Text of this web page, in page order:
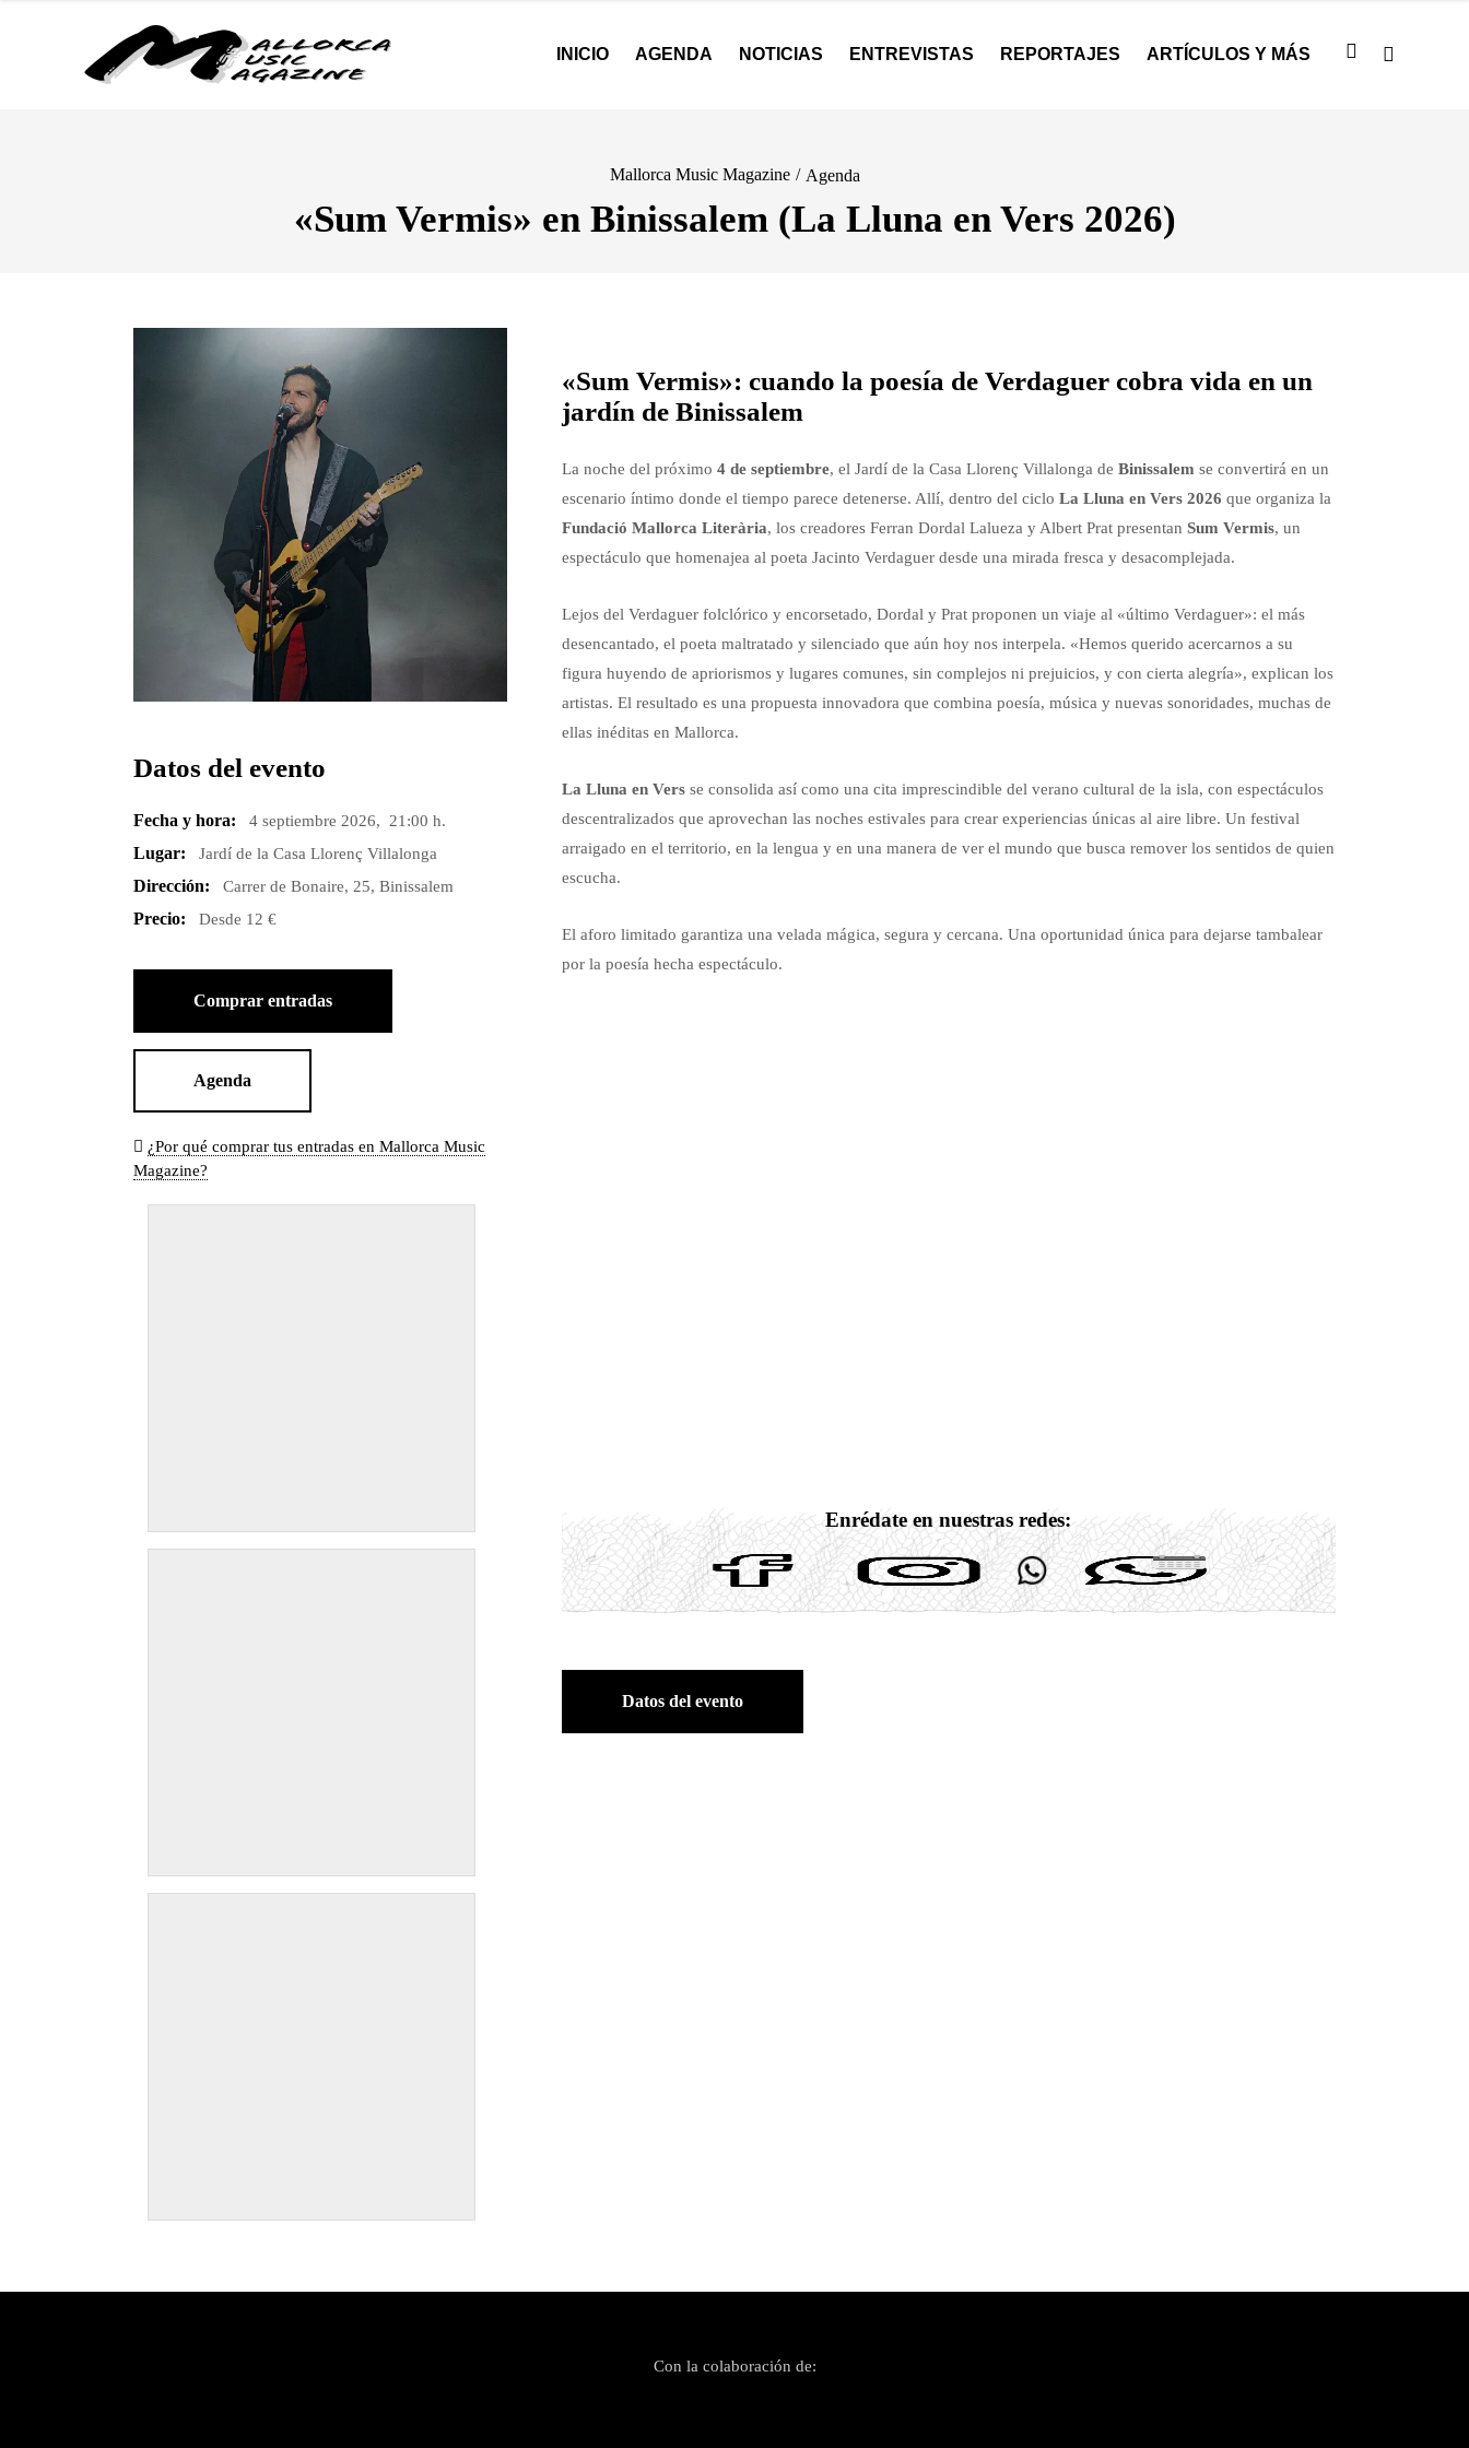
INICIO AGENDA NOTICIAS ENTREVISTAS REPORTAJES ARTÍCULOS Y MÁS
Mallorca Music Magazine / Agenda
«Sum Vermis» en Binissalem (La Lluna en Vers 2026)
Datos del evento
Fecha y hora: 4 septiembre 2026, 21:00 h.
Lugar: Jardí de la Casa Llorenç Villalonga
Dirección: Carrer de Bonaire, 25, Binissalem
Precio: Desde 12 €
Comprar entradas
Agenda
¿Por qué comprar tus entradas en Mallorca Music
Magazine?
«Sum Vermis»: cuando la poesía de Verdaguer cobra vida en un
jardín de Binissalem
La noche del próximo 4 de septiembre, el Jardí de la Casa Llorenç Villalonga de Binissalem se convertirá en un
escenario íntimo donde el tiempo parece detenerse. Allí, dentro del ciclo La Lluna en Vers 2026 que organiza la
Fundació Mallorca Literària, los creadores Ferran Dordal Lalueza y Albert Prat presentan Sum Vermis, un
espectáculo que homenajea al poeta Jacinto Verdaguer desde una mirada fresca y desacomplejada.
Lejos del Verdaguer folclórico y encorsetado, Dordal y Prat proponen un viaje al «último Verdaguer»: el más
desencantado, el poeta maltratado y silenciado que aún hoy nos interpela. «Hemos querido acercarnos a su
figura huyendo de apriorismos y lugares comunes, sin complejos ni prejuicios, y con cierta alegría», explican los
artistas. El resultado es una propuesta innovadora que combina poesía, música y nuevas sonoridades, muchas de
ellas inéditas en Mallorca.
La Lluna en Versse consolida así como una cita imprescindible del verano cultural de la isla, con espectáculos
descentralizados que aprovechan las noches estivales para crear experiencias únicas al aire libre. Un festival
arraigado en el territorio, en la lengua y en una manera de ver el mundo que busca remover los sentidos de quien
escucha.
El aforo limitado garantiza una velada mágica, segura y cercana. Una oportunidad única para dejarse tambalear
por la poesía hecha espectáculo.
Enrédate en nuestras redes:
Datos del evento
Con la colaboración de: